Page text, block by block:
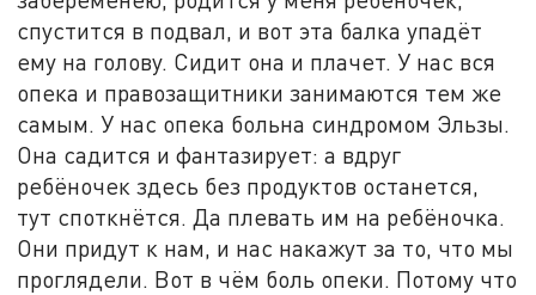
спустится в подвал, и вот эта балка упадёт
ему на голову. Сидит она и плачет. У нас вся
опека и правозащитники занимаются тем же
самым. У нас опека больна синдромом Эльзы.
Она садится и фантазирует: а вдруг
ребёночек здесь без продуктов останется,
тут споткнётся. Да плевать им на ребёночка.
Они придут к нам, и нас накажут за то, что мы
проглядели. Вот в чём боль опеки. Потому что